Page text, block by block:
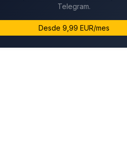
Telegram.
Desde 9,99 EUR/mes